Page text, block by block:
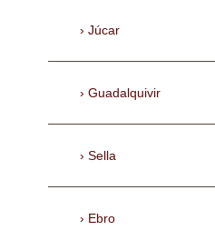
Júcar
Guadalquivir
Sella
Ebro